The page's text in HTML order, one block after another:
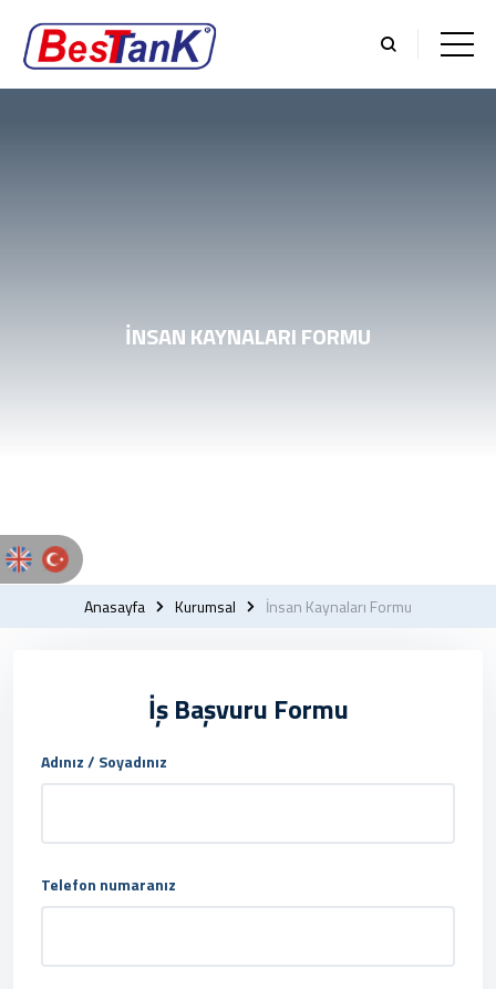
İNSAN KAYNALARI FORMU
Anasayfa Kurumsal İnsan Kaynaları Formu
İş Başvuru Formu
Adınız / Soyadınız
Telefon numaranız